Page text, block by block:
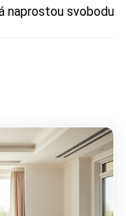
naprostou svobodu